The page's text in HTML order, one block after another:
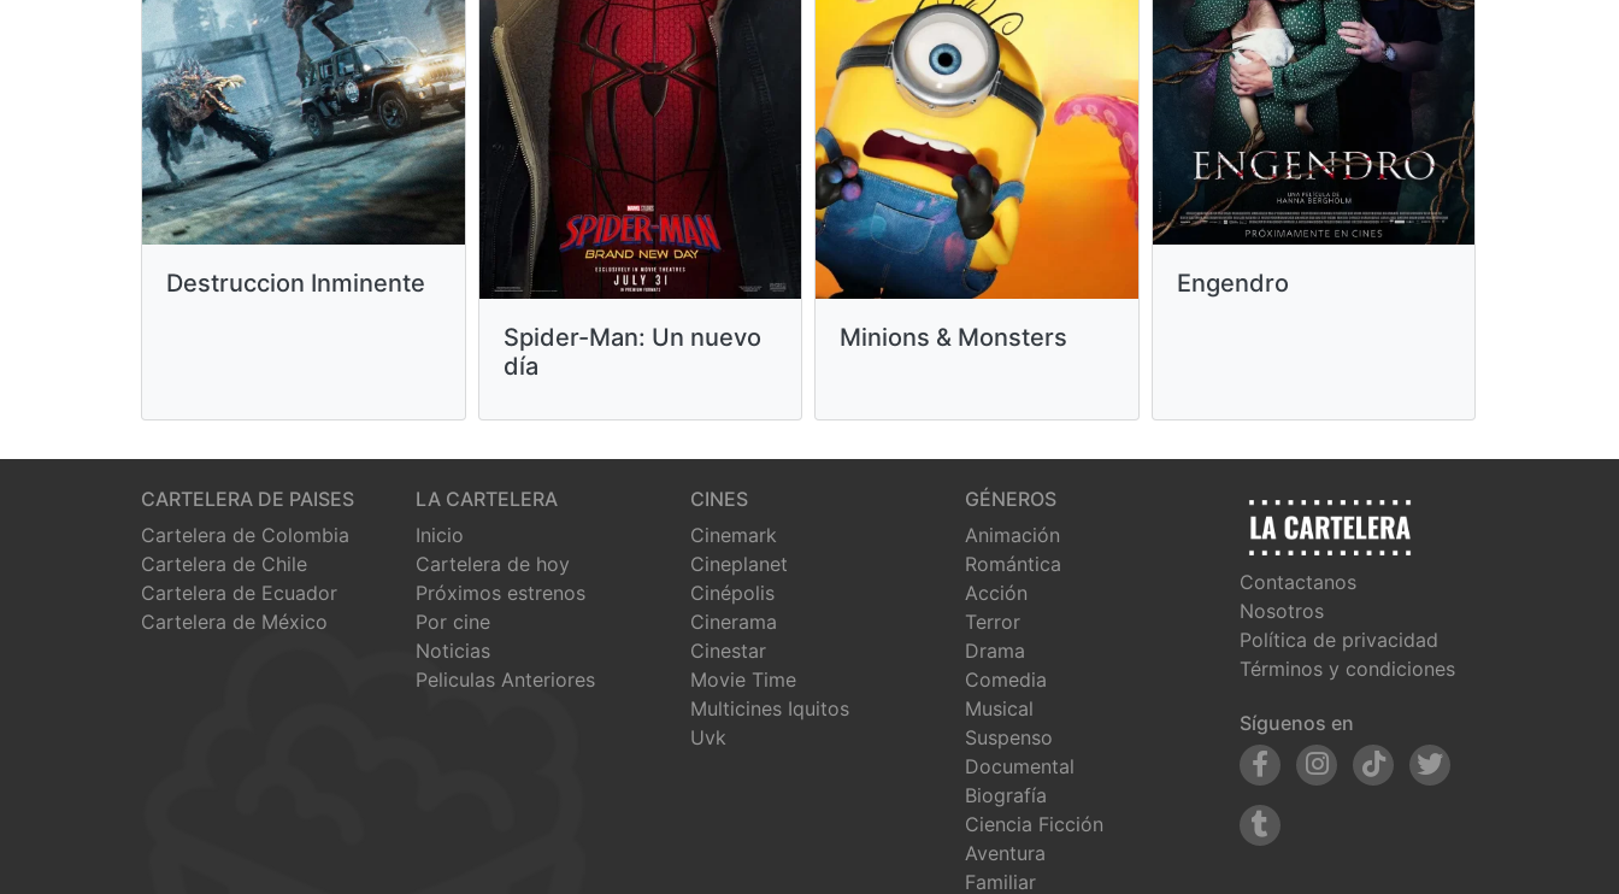
Destruccion Inminente
Spider-Man: Un nuevo
día
Minions & Monsters
Engendro
CARTELERA DE PAISES
Cartelera de Colombia
Cartelera de Chile
Cartelera de Ecuador
Cartelera de México
LA CARTELERA
Inicio
Cartelera de hoy
Próximos estrenos
Por cine
Noticias
Peliculas Anteriores
CINES
Cinemark
Cineplanet
Cinépolis
Cinerama
Cinestar
Movie Time
Multicines Iquitos
Uvk
GÉNEROS
Animación
Romántica
Acción
Terror
Drama
Comedia
Musical
Suspenso
Documental
Biografía
Ciencia Ficción
Aventura
Familiar
Contactanos
Nosotros
Política de privacidad
Términos y condiciones
Síguenos en